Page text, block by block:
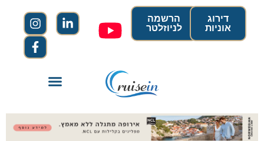
הרשמה
לניוזלטר
דירוג
אוניות